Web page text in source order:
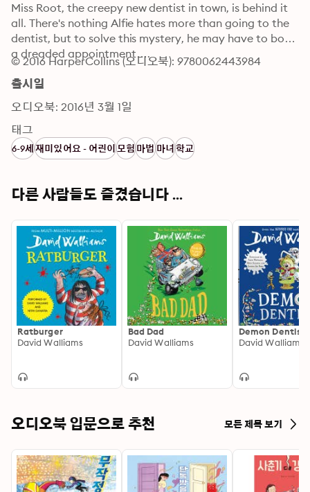
Miss Root, the creepy new dentist in town, is behind it
all. There's nothing Alfie hates more than going to the
dentist, but to solve this mystery, he may have to book
a dreaded appointment….
© 2016 HarperCollins (오디오북): 9780062443984
출시일
오디오북: 2016년 3월 1일
태그
6-9세재미있어요 - 어린이모험마법마녀학교
다른 사람들도 즐겼습니다 ...
Ratburger
David Walliams
Bad Dad
David Walliams
Demon Dentist
David Walliams
오디오북 입문으로 추천 모든 제목 보기